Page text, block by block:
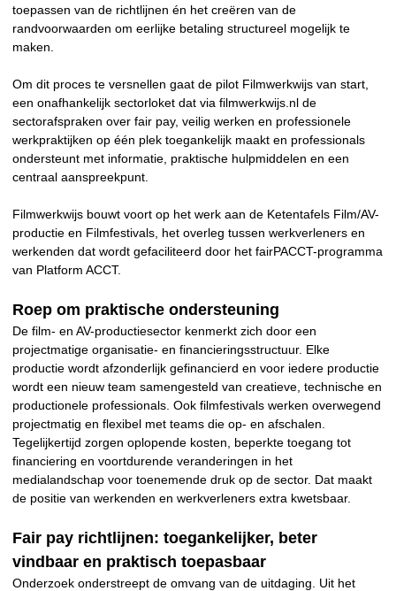
toepassen van de richtlijnen én het creëren van de
randvoorwaarden om eerlijke betaling structureel mogelijk te
maken.
Om dit proces te versnellen gaat de pilot Filmwerkwijs van start,
een onafhankelijk sectorloket dat via filmwerkwijs.nl de
sectorafspraken over fair pay, veilig werken en professionele
werkpraktijken op één plek toegankelijk maakt en professionals
ondersteunt met informatie, praktische hulpmiddelen en een
centraal aanspreekpunt.
Filmwerkwijs bouwt voort op het werk aan de Ketentafels Film/AV-
productie en Filmfestivals, het overleg tussen werkverleners en
werkenden dat wordt gefaciliteerd door het fairPACCT-programma
van Platform ACCT.
Roep om praktische ondersteuning
De film- en AV-productiesector kenmerkt zich door een
projectmatige organisatie- en financieringsstructuur. Elke
productie wordt afzonderlijk gefinancierd en voor iedere productie
wordt een nieuw team samengesteld van creatieve, technische en
productionele professionals. Ook filmfestivals werken overwegend
projectmatig en flexibel met teams die op- en afschalen.
Tegelijkertijd zorgen oplopende kosten, beperkte toegang tot
financiering en voortdurende veranderingen in het
medialandschap voor toenemende druk op de sector. Dat maakt
de positie van werkenden en werkverleners extra kwetsbaar.
Fair pay richtlijnen: toegankelijker, beter
vindbaar en praktisch toepasbaar
Onderzoek onderstreept de omvang van de uitdaging. Uit het